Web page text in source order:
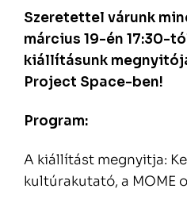
Szeretettel várunk
március 19-én 17:30-
kiállításunk
Project Space-ben!
Program:
A kiállítást megnyitja:
kultúrakutató, a MOME